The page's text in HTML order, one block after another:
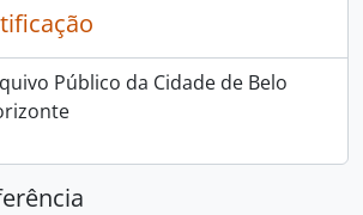
Público da Cidade de Belo